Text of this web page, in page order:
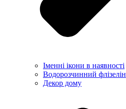
Іменні ікони в наявності
Водорозчинний флізелін
Декор дому